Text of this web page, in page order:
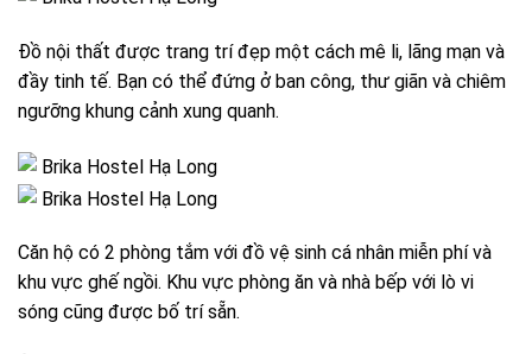
Đồ nội thất được trang trí đẹp một cách mê li, lãng mạn và
đầy tinh tế. Bạn có thể đứng ở ban công, thư giãn và chiêm
ngưỡng khung cảnh xung quanh.
Căn hộ có 2 phòng tắm với đồ vệ sinh cá nhân miễn phí và
khu vực ghế ngồi. Khu vực phòng ăn và nhà bếp với lò vi
sóng cũng được bố trí sẵn.